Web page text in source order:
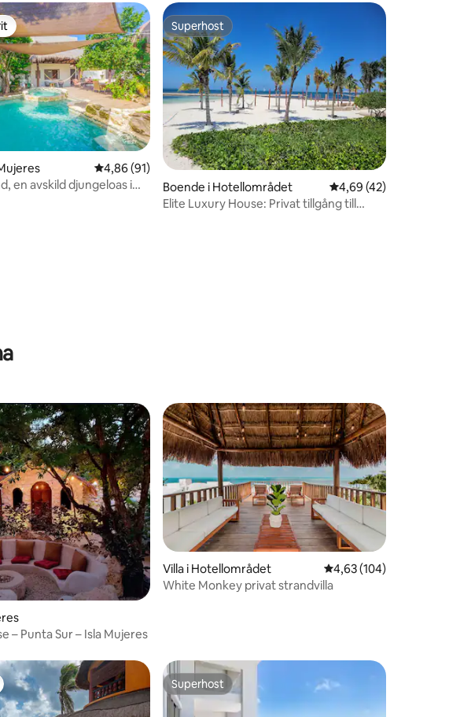
154 omdömen
4,86 av 5 i genomsnittligt betyg, 91 omdömen
4,86 (91)
en avskild djungeloas i
Superhost
Superhost
Boende i Hotellområdet 4,69 av 5 i
4,69 (42)
Elite Luxury House: Privat tillgång till
132 omdömen
– Punta Sur – Isla Mujeres
Villa i Hotellområdet 4,63 av 5 i
4,63 (104)
White Monkey privat strandvilla
Superhost
Superhost